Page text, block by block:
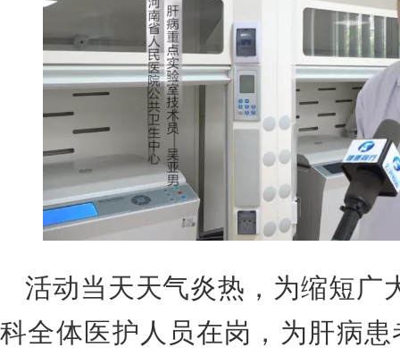
活动当天天气炎热，为缩短广
科全体医护人员在岗，为肝病